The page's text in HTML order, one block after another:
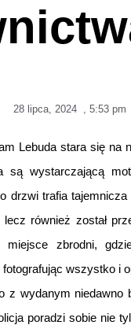
28 lipca, 2024 , 5:53 pm
Lebuda stara się na
wystarczającą
trafia
lecz również został
zbrodni,
wszystko i
z wydanym
poradzi sobie